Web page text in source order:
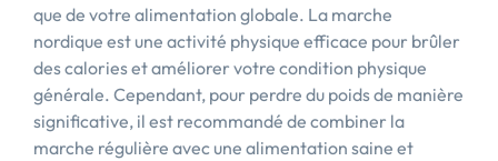
que de votre alimentation globale. La marche
nordique est une activité physique efficace pour brûler
des calories et améliorer votre condition physique
générale. Cependant, pour perdre du poids de manière
significative, il est recommandé de combiner la
marche régulière avec une alimentation saine et